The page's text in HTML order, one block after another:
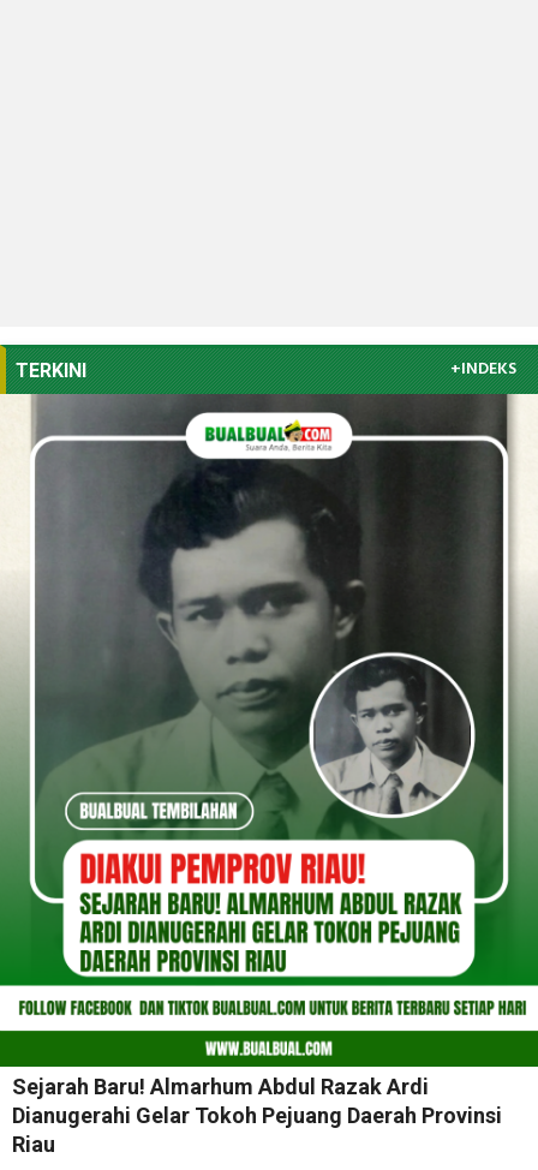
TERKINI +INDEKS
Sejarah Baru! Almarhum Abdul Razak Ardi
Dianugerahi Gelar Tokoh Pejuang Daerah Provinsi
Riau